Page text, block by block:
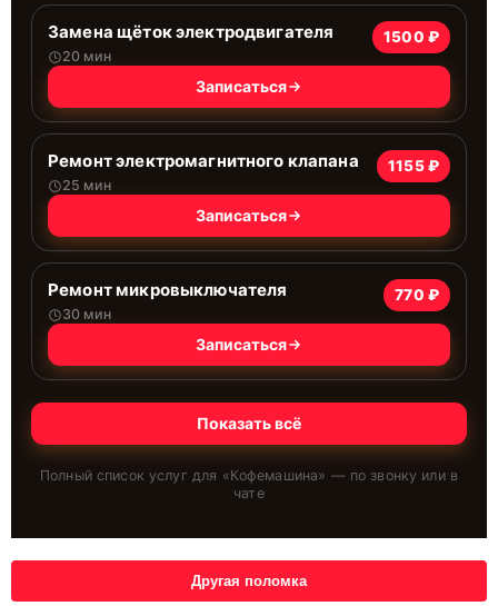
Замена щёток электродвигателя
20 мин
1500 ₽
Записаться
Ремонт электромагнитного клапана
25 мин
1155 ₽
Записаться
Ремонт микровыключателя
30 мин
770 ₽
Записаться
Показать всё
Полный список услуг для «Кофемашина» — по звонку или в
чате
Другая поломка